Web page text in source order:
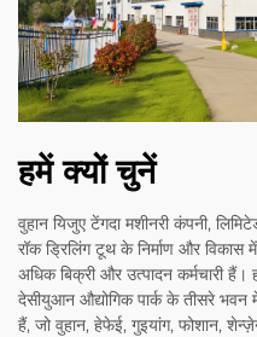
हमें क्यों चुनें
वुहान यिजुए टेंगदा मशीनरी कंपनी,
रॉक ड्रिलिंग टूथ के निर्माण और विकास
अधिक बिक्री और उत्पादन कर्मचारी हैं।
देसीयुआन औद्योगिक पार्क के तीसरे भवन
हैं, जो वुहान, हेफेई, गुइयांग, फोशान,